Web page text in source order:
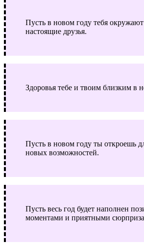
Пусть в новом году тебя окружают
настоящие друзья.
Здоровья тебе и твоим близким в
Пусть в новом году ты откроешь
новых возможностей.
Пусть весь год будет наполнен
моментами и приятными